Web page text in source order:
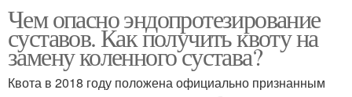
Чем опасно эндопротезирование
суставов. Как получить квоту на
замену коленного сустава?
Квота в 2018 году положена официально признанным